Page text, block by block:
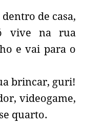
de casa,
vive na rua
e vai para o
brincar, guri!
videogame,
quarto.